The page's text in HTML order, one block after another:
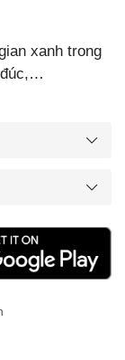
xanh trong
đúc,…